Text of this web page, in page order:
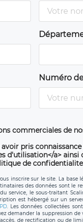
Numéro
commerciales de
pris
d'utilisation</a> ainsi
de
inscrire sur le site. La base
des données sont le
service, le sous-traitant
est hébergé sur un
. Les données collectées
demander la suppression
de rectification ou de